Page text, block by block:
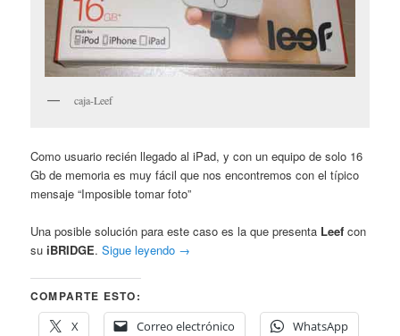
caja-Leef
Como usuario recién llegado al iPad, y con un equipo de solo 16
Gb de memoria es muy fácil que nos encontremos con el típico
mensaje “Imposible tomar foto”
Una posible solución para este caso es la que presenta Leefcon
su iBRIDGE.Sigue leyendo →
COMPARTE ESTO:
X
Correo electrónico WhatsApp